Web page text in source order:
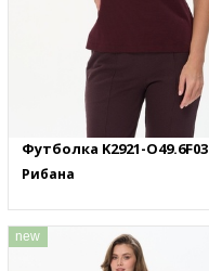
Футболка K2921-O49.6F03
Рибана
new